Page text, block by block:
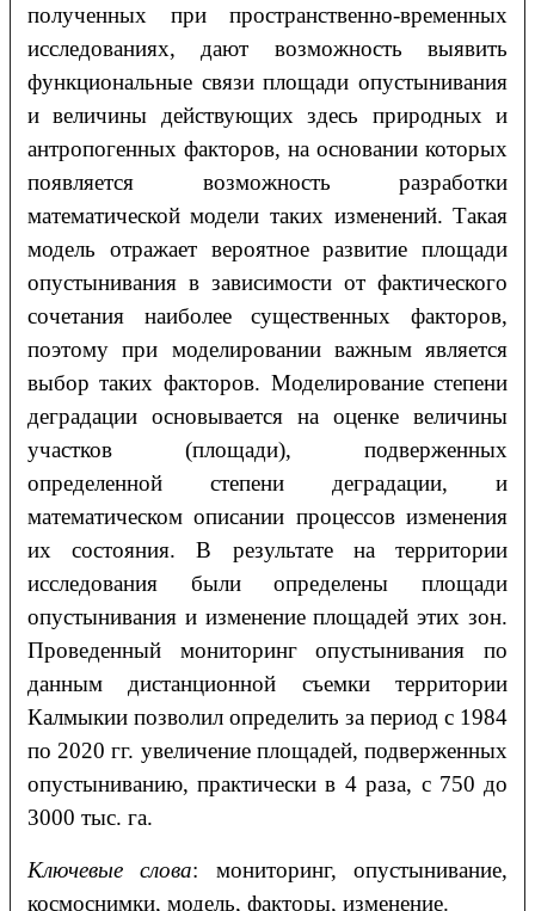
полученных при пространственно-временных
исследованиях, дают возможность выявить
функциональные связи площади опустынивания
и величины действующих здесь природных и
антропогенных факторов, на основании которых
появляется возможность разработки
математической модели таких изменений. Такая
модель отражает вероятное развитие площади
опустынивания в зависимости от фактического
сочетания наиболее существенных факторов,
поэтому при моделировании важным является
выбор таких факторов. Моделирование степени
деградации основывается на оценке величины
участков (площади), подверженных
определенной степени деградации, и
математическом описании процессов изменения
их состояния. В результате на территории
исследования были определены площади
опустынивания и изменение площадей этих зон.
Проведенный мониторинг опустынивания по
данным дистанционной съемки территории
Калмыкии позволил определить за период с 1984
по 2020 гг. увеличение площадей, подверженных
опустыниванию, практически в 4 раза, с 750 до
3000 тыс. га.
Ключевые слова: мониторинг, опустынивание,
космоснимки, модель, факторы, изменение.